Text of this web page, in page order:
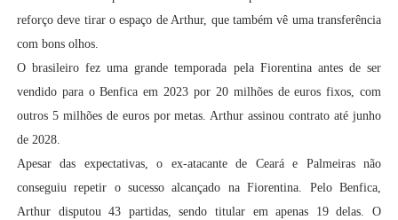
reforço deve tirar o espaço de Arthur, que também vê uma transferência
com bons olhos.
O brasileiro fez uma grande temporada pela Fiorentina antes de ser
vendido para o Benfica em 2023 por 20 milhões de euros fixos, com
outros 5 milhões de euros por metas. Arthur assinou contrato até junho
de 2028.
Apesar das expectativas, o ex-atacante de Ceará e Palmeiras não
conseguiu repetir o sucesso alcançado na Fiorentina. Pelo Benfica,
Arthur disputou 43 partidas, sendo titular em apenas 19 delas. O